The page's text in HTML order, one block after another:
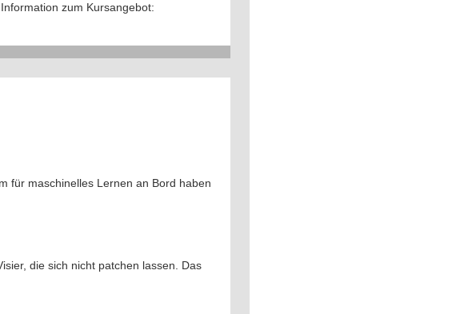
zum Kursangebot:
für maschinelles Lernen an Bord haben
die sich nicht patchen lassen. Das